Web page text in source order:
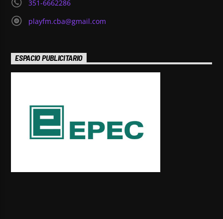
351-6662286
playfm.cba@gmail.com
ESPACIO PUBLICITARIO